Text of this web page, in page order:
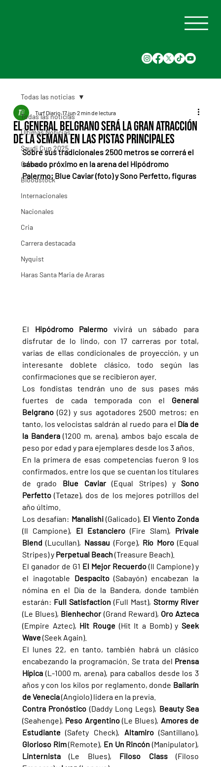
Todas las noticias
Últimas Noticias
Saudi Cup 2025
Carreras
Bloodstock
Internacionales
Nacionales
Cria
Carrera destacada
Nyquist
Haras Santa Maria de Araras
Todas las noticias
El General Belgrano será la gran atracción
de la semana en las pistas principales
Turf Diario 17 jun 2 min de lectura
Sobre sus tradicionales 2500 metros se correrá el
sábado próximo en la arena del Hipódromo
Palermo; Blue Caviar (foto) y Sono Perfetto, figuras
El Hipódromo Palermo vivirá un sábado para
disfrutar de lo lindo, con 17 carreras por total,
varias de ellas condicionales de proyección, y un
interesante doblete clásico, todo según las
confirmaciones que se recibieron ayer.
Los fondistas tendrán uno de sus pases más
fuertes de cada temporada con el General
Belgrano (G2) y sus agotadores 2500 metros; en
tanto, los velocistas saldrán al ruedo para el Día de
la Bandera (1200 m, arena), ambos bajo escala de
peso por edad y para ejemplares desde los 3 años.
En la primera de esas competencias fueron 9 los
confirmados, entre los que se cuentan los titulares
de grado Blue Caviar (Equal Stripes) y Sono
Perfetto (Tetaze), dos de los mejores potrillos del
año último.
Los desafían: Manalishi (Galicado),
(Il Campione), El Estanciero (Fire Slam), Privale
Blend (Lucullan), Nassau (Forge), Río Moro (Equal
Stripes) y Perpetual Beach (Treasure Beach).
El ganador de G1 El Mejor Recuerdo (Il Campione) y
el inagotable Despacito (Sabayón) encabezan la
nómina en el Día de la Bandera, donde también
estarán: Full Satisfaction (Full Mast),
(Le Blues), Bienhechor (Grand Reward),
(Empire Aztec), Hit Rouge (Hit It a Bomb) y Seek
Wave (Seek Again).
El lunes 22, en tanto, también habrá un clásico
encabezando la programación. Se trata del Prensa
Hípica (L-1000 m, arena), para caballos desde los 3
años y con los kilos por reglamento, donde Bailarín
de Venecia (Angiolo) lidera en la previa.
Contra Pronóstico (Daddy Long Legs),
(Seahenge), Peso Argentino (Le Blues), Amores de
Estudiante (Safety Check), Altamiro
Glorioso Rim (Remote), En Un Rincón
Linternista (Le Blues), Filoso Class (Filoso